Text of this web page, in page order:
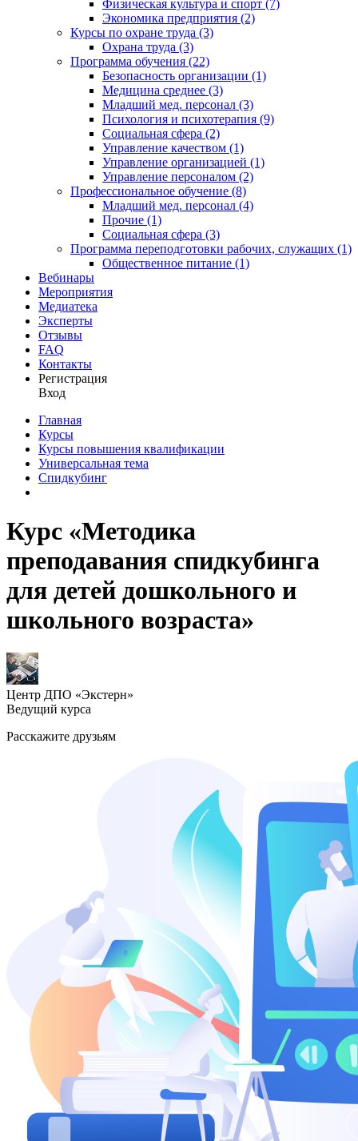
Физическая культура и спорт (7)
Экономика предприятия (2)
Курсы по охране труда (3)
Охрана труда (3)
Программа обучения (22)
Безопасность организации (1)
Медицина среднее (3)
Младший мед. персонал (3)
Психология и психотерапия (9)
Социальная сфера (2)
Управление качеством (1)
Управление организацией (1)
Управление персоналом (2)
Профессиональное обучение (8)
Младший мед. персонал (4)
Прочие (1)
Социальная сфера (3)
Программа переподготовки рабочих, служащих (1)
Общественное питание (1)
Вебинары
Мероприятия
Медиатека
Эксперты
Отзывы
FAQ
Контакты
Регистрация
Вход
Главная
Курсы
Курсы повышения квалификации
Универсальная тема
Спидкубинг
Курс «Методика
преподавания спидкубинга
для детей дошкольного и
школьного возраста»
Центр ДПО «Экстерн»
Ведущий курса
Расскажите друзьям